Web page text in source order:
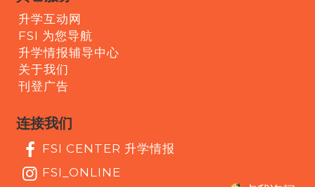
升学互动网
FSI 为您导航
升学情报辅导中心
关于我们
刊登广告
连接我们
FSI CENTER 升学情报
FSI_ONLINE